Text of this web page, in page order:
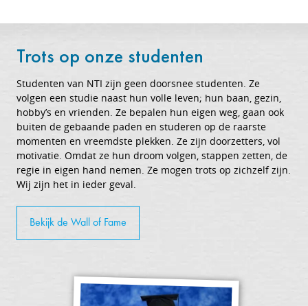
Trots op onze studenten
Studenten van NTI zijn geen doorsnee studenten. Ze
volgen een studie naast hun volle leven; hun baan, gezin,
hobby’s en vrienden. Ze bepalen hun eigen weg, gaan ook
buiten de gebaande paden en studeren op de raarste
momenten en vreemdste plekken. Ze zijn doorzetters, vol
motivatie. Omdat ze hun droom volgen, stappen zetten, de
regie in eigen hand nemen. Ze mogen trots op zichzelf zijn.
Wij zijn het in ieder geval.
Bekijk de Wall of Fame